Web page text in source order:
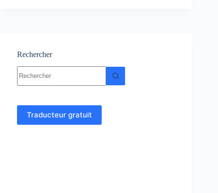
Rechercher
résultat
Traducteur gratuit